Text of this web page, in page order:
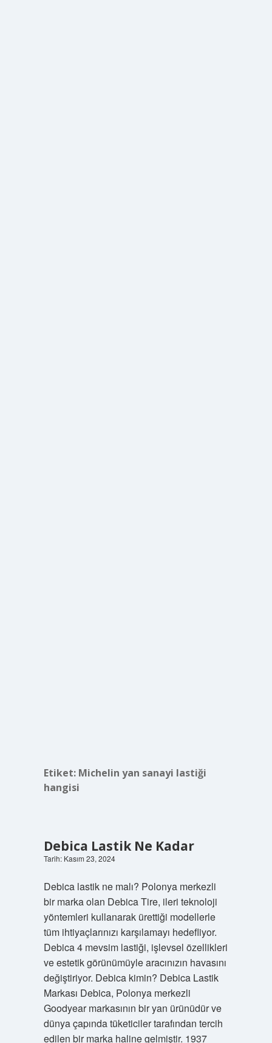
Etiket: Michelin yan sanayi lastiği
hangisi
Debica Lastik Ne Kadar
Tarih: Kasım 23, 2024
Debica lastik ne malı? Polonya merkezli
bir marka olan Debica Tire, ileri teknoloji
yöntemleri kullanarak ürettiği modellerle
tüm ihtiyaçlarınızı karşılamayı hedefliyor.
Debica 4 mevsim lastiği, işlevsel özellikleri
ve estetik görünümüyle aracınızın havasını
değiştiriyor. Debica kimin? Debica Lastik
Markası Debica, Polonya merkezli
Goodyear markasının bir yan ürünüdür ve
dünya çapında tüketiciler tarafından tercih
edilen bir marka haline gelmiştir. 1937